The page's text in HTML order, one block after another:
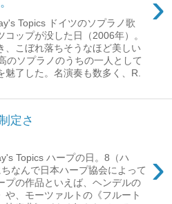
Topics ドイツのソプラノ歌
コップが没した日（2006年）。
、こぼれ落ちそうなほど美しい
のソプラノのうちの一人として
魅了した。名演奏も数多く、R.
定さ
›
Topics ハープの日。8（ハ
なんで日本ハープ協会によって
プの作品といえば、ヘンデルの
や、モーツァルトの《フルート